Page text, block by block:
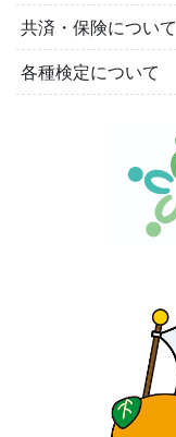
共済・保険について
各種検定について